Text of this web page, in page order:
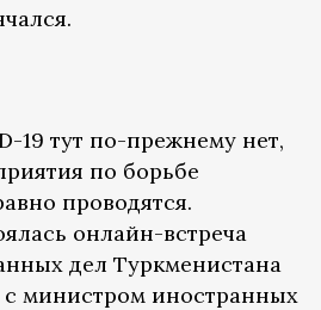
19 тут по-прежнему нет,
по борьбе
проводятся.
онлайн-встреча
дел Туркменистана
министром иностранных